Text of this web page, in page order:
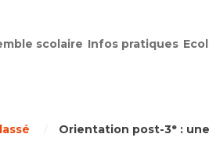
scolaire Infos pratiques
Orientation post-3ᵉ :